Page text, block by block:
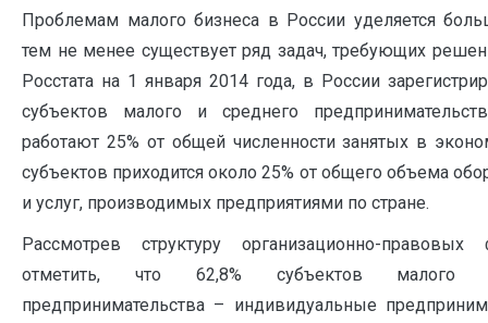
Проблемам малого бизнеса в России уделяется
тем не менее существует ряд задач, требующих
Росстата на 1 января 2014 года, в России
субъектов малого и среднего
работают 25% от общей численности занятых в
субъектов приходится около 25% от общего объема
и услуг, производимых предприятиями по стране.
Рассмотрев структуру организационно-
отметить, что 62,8% субъектов малого
предпринимательства – индивидуальные